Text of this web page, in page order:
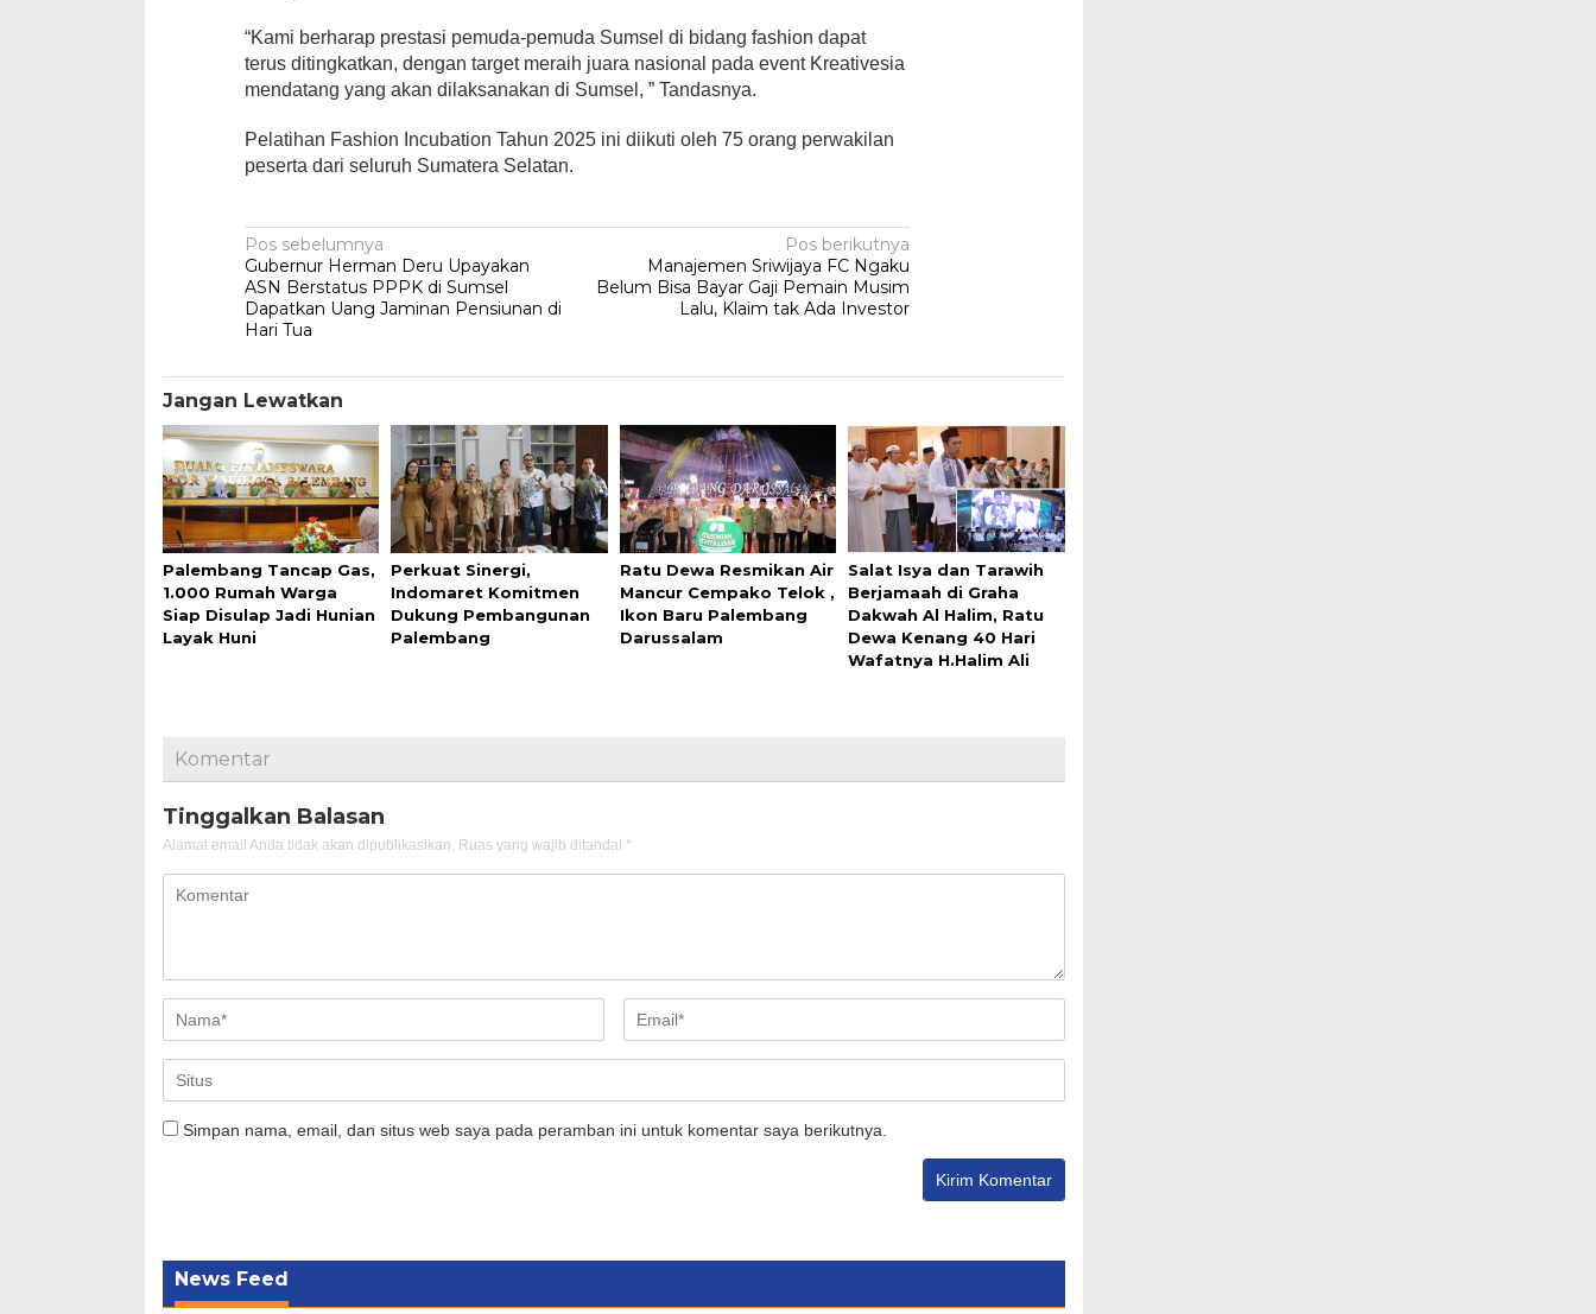
“Kami berharap prestasi pemuda-pemuda Sumsel di bidang fashion dapat
terus ditingkatkan, dengan target meraih juara nasional pada event Kreativesia
mendatang yang akan dilaksanakan di Sumsel, ” Tandasnya.
Pelatihan Fashion Incubation Tahun 2025 ini diikuti oleh 75 orang perwakilan
peserta dari seluruh Sumatera Selatan.
Navigasi
pos
Pos sebelumnya
Gubernur Herman Deru Upayakan
ASN Berstatus PPPK di Sumsel
Dapatkan Uang Jaminan Pensiunan di
Hari Tua
Pos berikutnya
Manajemen Sriwijaya FC Ngaku
Belum Bisa Bayar Gaji Pemain Musim
Lalu, Klaim tak Ada Investor
Jangan Lewatkan
Palembang Tancap Gas,
1.000 Rumah Warga
Siap Disulap Jadi Hunian
Layak Huni
Perkuat Sinergi,
Indomaret Komitmen
Dukung Pembangunan
Palembang
Ratu Dewa Resmikan Air
Mancur Cempako Telok ,
Ikon Baru Palembang
Darussalam
Salat Isya dan Tarawih
Berjamaah di Graha
Dakwah Al Halim, Ratu
Dewa Kenang 40 Hari
Wafatnya H.Halim Ali
Komentar
Tinggalkan Balasan
Alamat email Anda tidak akan dipublikasikan. Ruas yang wajib ditandai *
Simpan nama, email, dan situs web saya pada peramban ini untuk komentar saya berikutnya.
News Feed